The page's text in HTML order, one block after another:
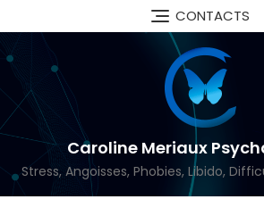
to
content
CONTACTS
Caroline Meriaux
Stress, Angoisses, Phobies, Libido,